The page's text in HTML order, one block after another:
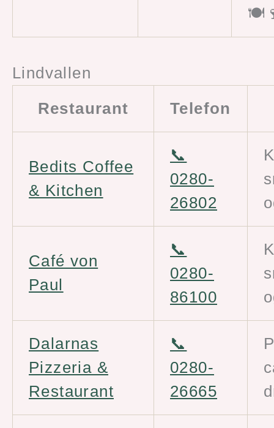
Lindvallen
Restaurant
Telefon
Bedits Coffee
& Kitchen
📞
0280-
26802
Café von
Paul
📞
0280-
86100
Dalarnas
Pizzeria &
Restaurant
📞
0280-
26665